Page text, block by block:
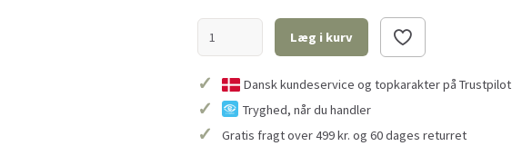
Læg i kurv
✓ Dansk kundeservice og topkarakter på Trustpilot
✓ Tryghed, når du handler
✓ Gratis fragt over 499 kr. og 60 dages returret